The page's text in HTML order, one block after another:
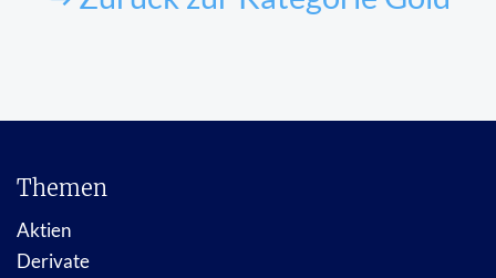
Themen
Aktien
Derivate